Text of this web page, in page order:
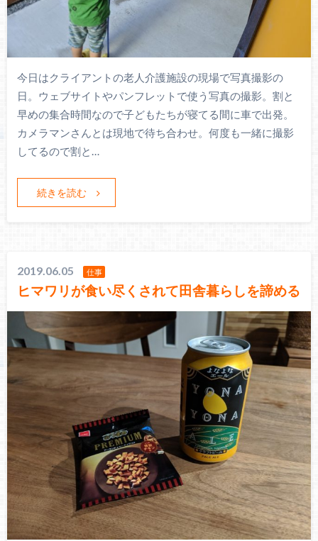
今日はクライアントの老人介護施設の現場で写真撮影の
日。ウェブサイトやパンフレットで使う写真の撮影。割と
早めの集合時間なので子どもたちが寝てる間に車で出発。
カメラマンさんとは現地で待ち合わせ。何度も一緒に撮影
してるので割と…
続きを読む
2019.06.05 仕事
ヒマワリが食い尽くされて田舎暮らしを諦める